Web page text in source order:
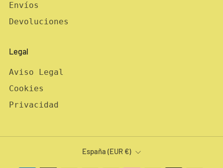
Envíos
Devoluciones
Legal
Aviso Legal
Cookies
Privacidad
País España (EUR €)